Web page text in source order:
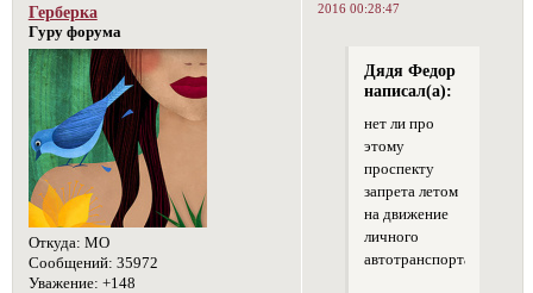
2016 00:28:47
Герберка
Гуру форума
Откуда: МО
Сообщений: 35972
Уважение: +148
Дядя Федор
написал(а):
нет ли про
этому
проспекту
запрета летом
на движение
личного
автотранспорта?